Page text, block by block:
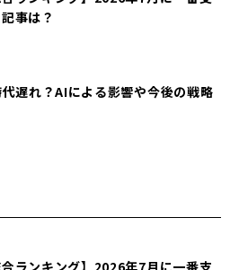
事は？
遅れ？AIによる影響や今後の戦略
合ランキング】2026年7月に一番支